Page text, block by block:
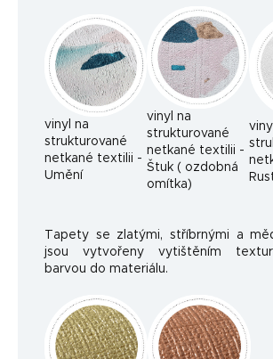
vinyl na
strukturované
netkané textilii -
Umění
vinyl na
strukturované
netkané textilii -
Štuk ( ozdobná
omítka)
Tapety se zlatými, stříbrnými a
jsou vytvořeny vytištěním
barvou do materiálu.